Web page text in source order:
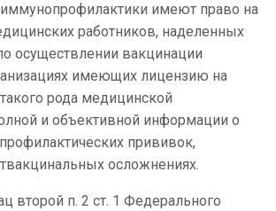
имеют право на
работников, наделенных
осуществлении вакцинации
имеющих лицензию на
рода медицинской
и объективной информации о
прививок,
осложнениях.
второй п. 2 ст. 1 Федерального